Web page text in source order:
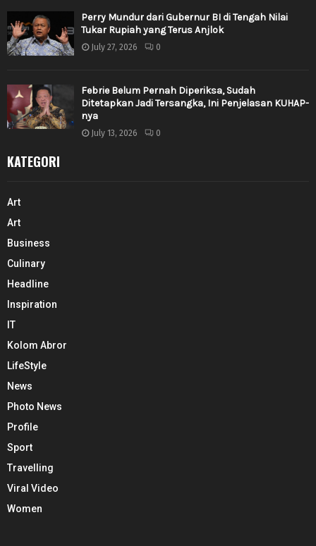
Perry Mundur dari Gubernur BI di Tengah Nilai
Tukar Rupiah yang Terus Anjlok
July 27, 2026 0
Febrie Belum Pernah Diperiksa, Sudah
Ditetapkan Jadi Tersangka, Ini Penjelasan KUHAP-
nya
July 13, 2026 0
KATEGORI
Art
Art
Business
Culinary
Headline
Inspiration
IT
Kolom Abror
LifeStyle
News
Photo News
Profile
Sport
Travelling
Viral Video
Women